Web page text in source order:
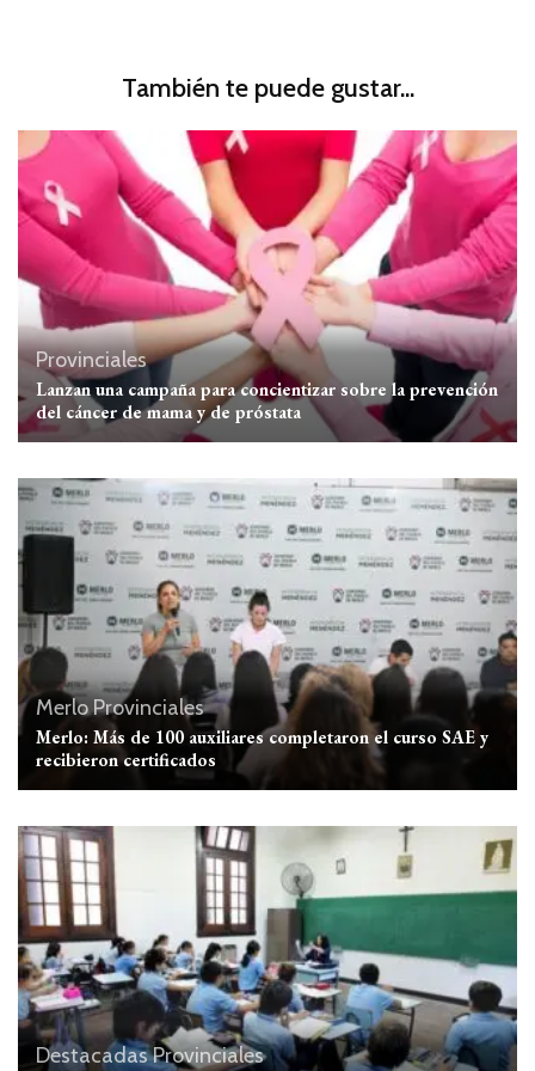
También te puede gustar...
Provinciales
Lanzan una campaña para concientizar sobre la prevención
del cáncer de mama y de próstata
MerloProvinciales
Merlo: Más de 100 auxiliares completaron el curso SAE y
recibieron certificados
DestacadasProvinciales